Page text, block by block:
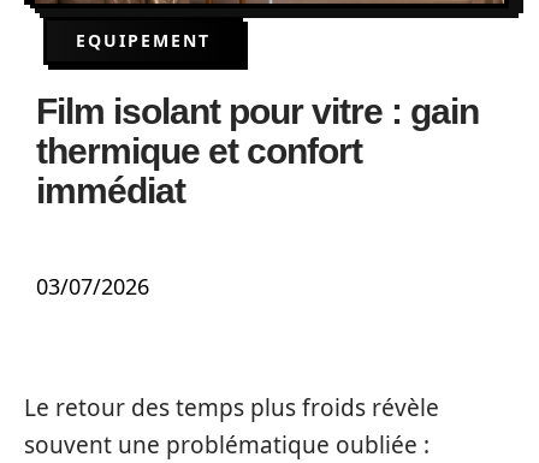
EQUIPEMENT
Film isolant pour vitre : gain
thermique et confort
immédiat
03/07/2026
Le retour des temps plus froids révèle
souvent une problématique oubliée :